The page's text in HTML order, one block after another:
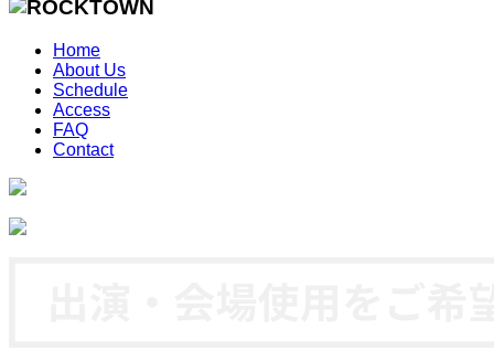
Home
About Us
Schedule
Access
FAQ
Contact